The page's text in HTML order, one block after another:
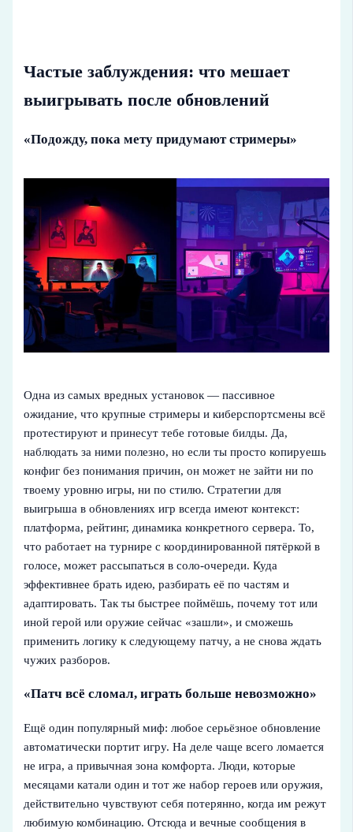
Частые заблуждения: что мешает
выигрывать после обновлений
«Подожду, пока мету придумают стримеры»
Одна из самых вредных установок — пассивное
ожидание, что крупные стримеры и киберспортсмены всё
протестируют и принесут тебе готовые билды. Да,
наблюдать за ними полезно, но если ты просто копируешь
конфиг без понимания причин, он может не зайти ни по
твоему уровню игры, ни по стилю. Стратегии для
выигрыша в обновлениях игр всегда имеют контекст:
платформа, рейтинг, динамика конкретного сервера. То,
что работает на турнире с координированной пятёркой в
голосе, может рассыпаться в соло‑очереди. Куда
эффективнее брать идею, разбирать её по частям и
адаптировать. Так ты быстрее поймёшь, почему тот или
иной герой или оружие сейчас «зашли», и сможешь
применить логику к следующему патчу, а не снова ждать
чужих разборов.
«Патч всё сломал, играть больше невозможно»
Ещё один популярный миф: любое серьёзное обновление
автоматически портит игру. На деле чаще всего ломается
не игра, а привычная зона комфорта. Люди, которые
месяцами катали один и тот же набор героев или оружия,
действительно чувствуют себя потерянно, когда им режут
любимую комбинацию. Отсюда и вечные сообщения в